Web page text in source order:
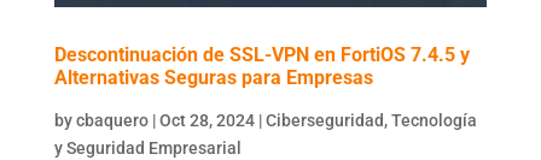
Descontinuación de SSL-VPN en FortiOS 7.4.5 y
Alternativas Seguras para Empresas
bycbaquero|Oct 28, 2024|Ciberseguridad,Tecnología
y Seguridad Empresarial